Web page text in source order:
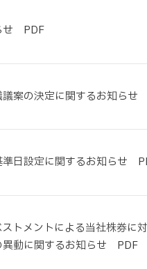
せ PDF
議案の決定に関するお知ら
準日設定に関するお知らせ
トメントによる当社株券に
異動に関するお知らせ PDF